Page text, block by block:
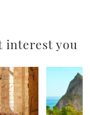
interest you